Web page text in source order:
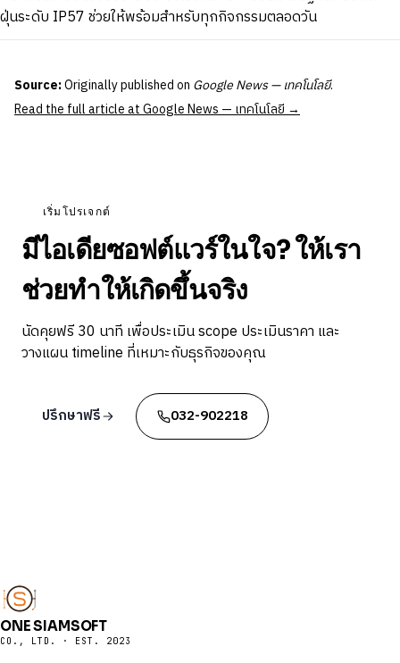
ฝุ่นระดับ IP57 ช่วยให้พร้อมสำหรับทุกกิจกรรมตลอดวัน
Source:Originally published on Google News — เทคโนโลยี.
Read the full article at Google News — เทคโนโลยี →
เริ่มโปรเจกต์
มีไอเดียซอฟต์แวร์ในใจ? ให้เรา
ช่วยทำให้เกิดขึ้นจริง
นัดคุยฟรี 30 นาที เพื่อประเมิน scope ประเมินราคา และ
วางแผน timeline ที่เหมาะกับธุรกิจของคุณ
ปรึกษาฟรี 032-902218
ONE SIAMSOFT
CO., LTD. · EST. 2023